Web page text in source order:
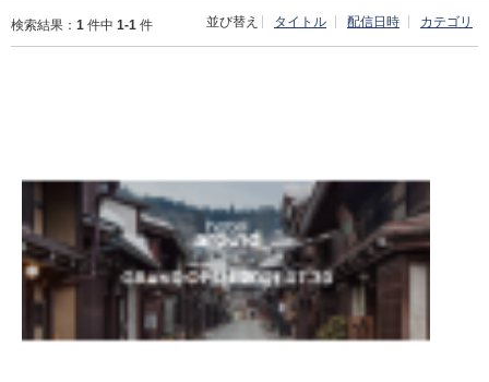
検索結果： 1 件中 1-1 件 並び替え タイトル 配信日時 カテゴリ